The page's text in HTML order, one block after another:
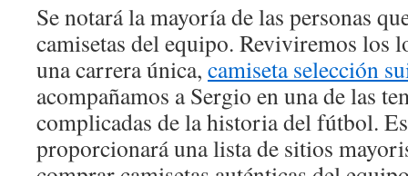
Se notará la mayoría de las personas
camisetas del equipo. Reviviremos los
una carrera única, camiseta selección
acompañamos a Sergio en una de las
complicadas de la historia del fútbol.
proporcionará una lista de sitios